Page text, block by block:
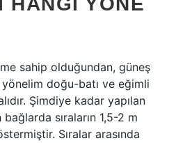
sahip olduğundan, güneş
yönelim doğu-batı ve eğimli
Şimdiye kadar yapılan
sıraların 1,5-2 m
Sıralar arasında